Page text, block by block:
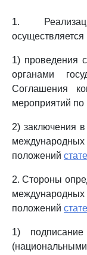
1.
осуществляется
1) проведения
органами
Соглашения
мероприятий
2) заключения
положений
2. Стороны
положений
1)